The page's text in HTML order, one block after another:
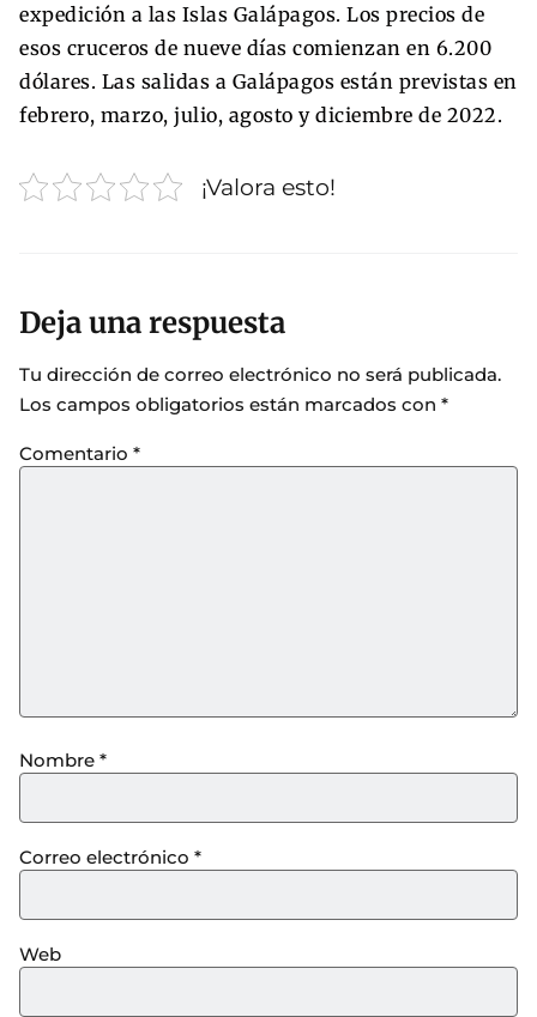
expedición a las Islas Galápagos. Los precios de
esos cruceros de nueve días comienzan en 6.200
dólares. Las salidas a Galápagos están previstas en
febrero, marzo, julio, agosto y diciembre de 2022.
¡Valora esto!
Deja una respuesta
Tu dirección de correo electrónico no será publicada.
Los campos obligatorios están marcados con *
Comentario *
Nombre *
Correo electrónico *
Web